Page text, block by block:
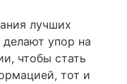
лучших
упор на
чтобы стать
тот и